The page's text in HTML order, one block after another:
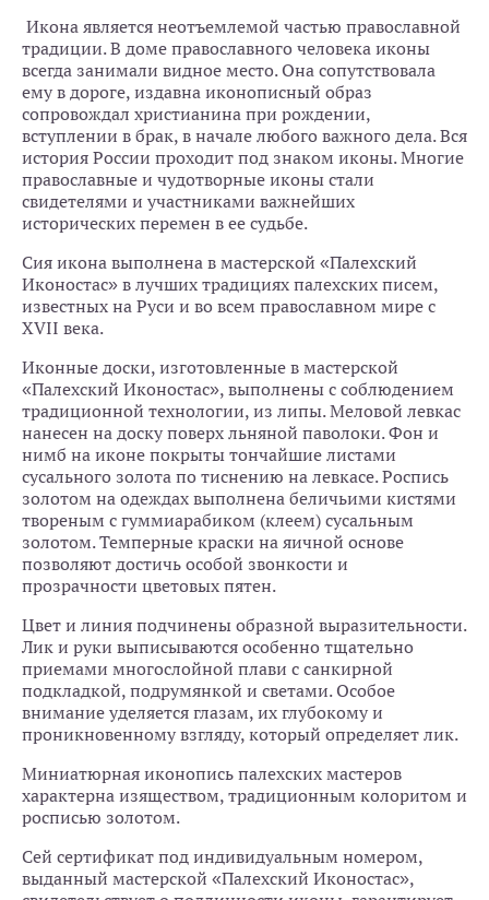
Икона является неотъемлемой частью православной
традиции. В доме православного человека иконы
всегда занимали видное место. Она сопутствовала
ему в дороге, издавна иконописный образ
сопровождал христианина при рождении,
вступлении в брак, в начале любого важного дела. Вся
история России проходит под знаком иконы. Многие
православные и чудотворные иконы стали
свидетелями и участниками важнейших
исторических перемен в ее судьбе.
Сия икона выполнена в мастерской «Палехский
Иконостас» в лучших традициях палехских писем,
известных на Руси и во всем православном мире с
XVII века.
Иконные доски, изготовленные в мастерской
«Палехский Иконостас», выполнены с соблюдением
традиционной технологии, из липы. Меловой левкас
нанесен на доску поверх льняной паволоки. Фон и
нимб на иконе покрыты тончайшие листами
сусального золота по тиснению на левкасе. Роспись
золотом на одеждах выполнена беличьими кистями
твореным с гуммиарабиком (клеем) сусальным
золотом. Темперные краски на яичной основе
позволяют достичь особой звонкости и
прозрачности цветовых пятен.
Цвет и линия подчинены образной выразительности.
Лик и руки выписываются особенно тщательно
приемами многослойной плави с санкирной
подкладкой, подрумянкой и светами. Особое
внимание уделяется глазам, их глубокому и
проникновенному взгляду, который определяет лик.
Миниатюрная иконопись палехских мастеров
характерна изяществом, традиционным колоритом и
росписью золотом.
Сей сертификат под индивидуальным номером,
выданный мастерской «Палехский Иконостас»,